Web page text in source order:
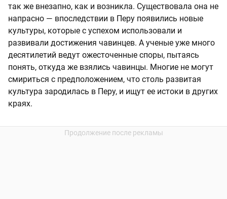
так же внезапно, как и возникла. Существовала она не
напрасно — впоследствии в Перу появились новые
культуры, которые с успехом использовали и
развивали достижения чавинцев. А ученые уже много
десятилетий ведут ожесточенные споры, пытаясь
понять, откуда же взялись чавинцы. Многие не могут
смириться с предположением, что столь развитая
культура зародилась в Перу, и ищут ее истоки в других
краях.